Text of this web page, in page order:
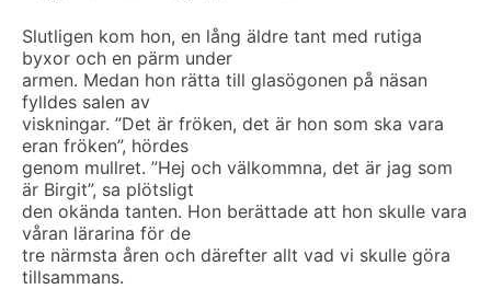
Slutligen kom hon, en lång äldre tant med rutiga
byxor och en pärm under
armen. Medan hon rätta till glasögonen på näsan
fylldes salen av
viskningar. ”Det är fröken, det är hon som ska vara
eran fröken”, hördes
genom mullret. ”Hej och välkommna, det är jag som
är Birgit”, sa plötsligt
den okända tanten. Hon berättade att hon skulle vara
våran lärarina för de
tre närmsta åren och därefter allt vad vi skulle göra
tillsammans.